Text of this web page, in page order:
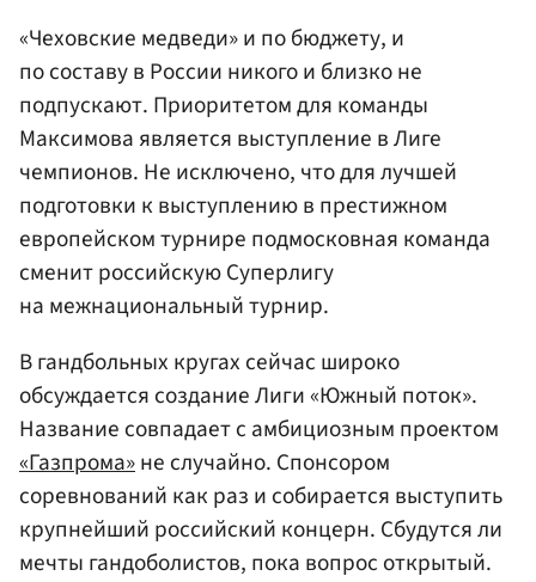
«Чеховские медведи» и по бюджету, и
по составу в России никого и близко не
подпускают. Приоритетом для команды
Максимова является выступление в Лиге
чемпионов. Не исключено, что для лучшей
подготовки к выступлению в престижном
европейском турнире подмосковная команда
сменит российскую Суперлигу
на межнациональный турнир.
В гандбольных кругах сейчас широко
обсуждается создание Лиги «Южный поток».
Название совпадает с амбициозным проектом
«Газпрома»не случайно. Спонсором
соревнований как раз и собирается выступить
крупнейший российский концерн. Сбудутся ли
мечты гандоболистов, пока вопрос открытый.